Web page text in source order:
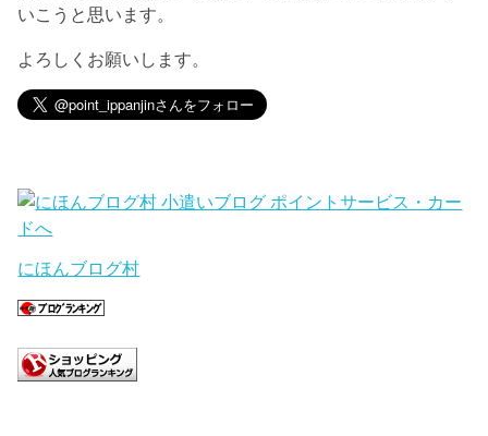
いこうと思います。
よろしくお願いします。
にほんブログ村